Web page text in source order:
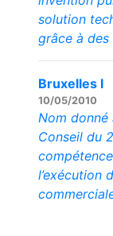
solution
grâce à
Bruxelles I
10/05/2010
Nom donné
Conseil du
l’exécution